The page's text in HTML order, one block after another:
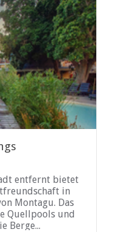
entfernt bietet
in
Montagu. Das
Quellpools und
Berge...